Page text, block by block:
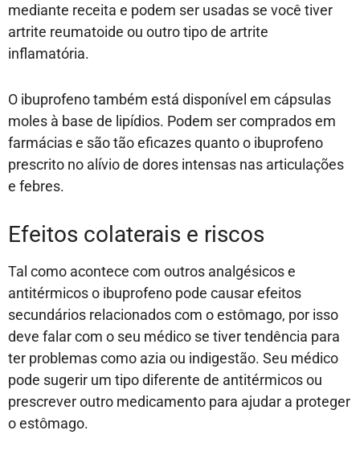
mediante receita e podem ser usadas se você tiver
artrite reumatoide ou outro tipo de artrite
inflamatória.
O ibuprofeno também está disponível em cápsulas
moles à base de lipídios. Podem ser comprados em
farmácias e são tão eficazes quanto o ibuprofeno
prescrito no alívio de dores intensas nas articulações
e febres.
Efeitos colaterais e riscos
Tal como acontece com outros analgésicos e
antitérmicos o ibuprofeno pode causar efeitos
secundários relacionados com o estômago, por isso
deve falar com o seu médico se tiver tendência para
ter problemas como azia ou indigestão. Seu médico
pode sugerir um tipo diferente de antitérmicos ou
prescrever outro medicamento para ajudar a proteger
o estômago.